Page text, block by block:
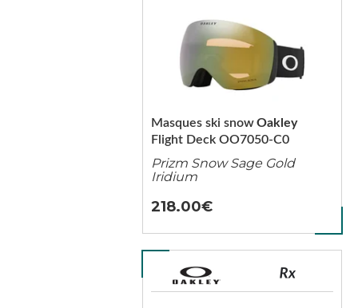
Flight Deck OO7050-C0
Masques ski snowOakley
Prizm Snow Sage Gold
Iridium
218.00